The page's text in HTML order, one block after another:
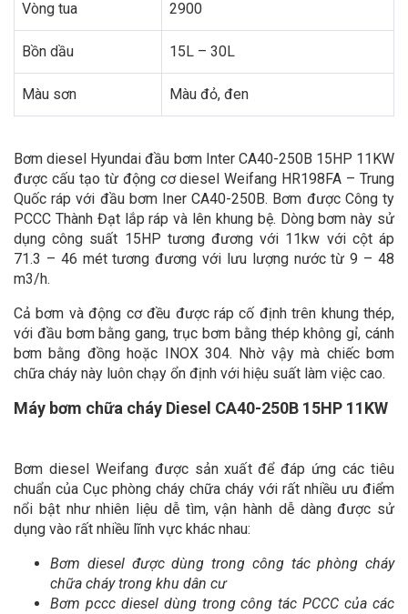
Vòng tua 2900
Bồn dầu 15L – 30L
Màu sơn Màu đỏ, đen
Bơm diesel Hyundai đầu bơm Inter CA40-250B 15HP 11KW
được cấu tạo từ động cơ diesel Weifang HR198FA – Trung
Quốc ráp với đầu bơm Iner CA40-250B. Bơm được Công ty
PCCC Thành Đạt lắp ráp và lên khung bệ. Dòng bơm này sử
dụng công suất 15HP tương đương với 11kw với cột áp
71.3 – 46 mét tương đương với lưu lượng nước từ 9 – 48
m3/h.
Cả bơm và động cơ đều được ráp cố định trên khung thép,
với đầu bơm bằng gang, trục bơm bằng thép không gỉ, cánh
bơm bằng đồng hoặc INOX 304. Nhờ vậy mà chiếc bơm
chữa cháy này luôn chạy ổn định với hiệu suất làm việc cao.
Máy bơm chữa cháy Diesel CA40-250B 15HP 11KW
Bơm diesel Weifang được sản xuất để đáp ứng các tiêu
chuẩn của Cục phòng cháy chữa cháy với rất nhiều ưu điểm
nổi bật như nhiên liệu dễ tìm, vận hành dễ dàng được sử
dụng vào rất nhiều lĩnh vực khác nhau:
Bơm diesel được dùng trong công tác phòng cháy
chữa cháy trong khu dân cư
Bơm pccc diesel dùng trong công tác PCCC của các